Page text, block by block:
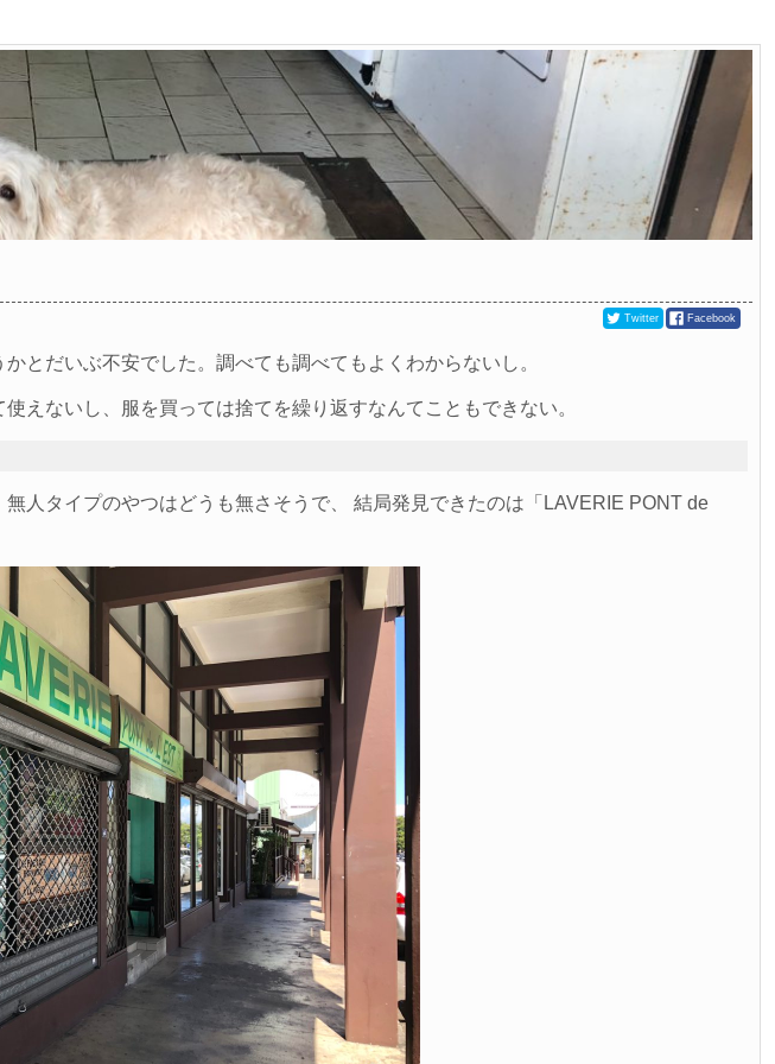
Twitter Facebook
とだいぶ不安でした。調べても調べてもよくわからないし。
えないし、服を買っては捨てを繰り返すなんてこともできない。
人タイプのやつはどうも無さそうで、 結局発見できたのは「LAVERIE PONT de